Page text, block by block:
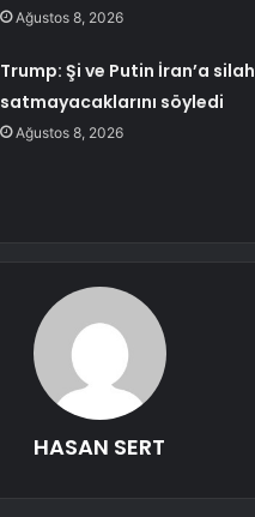
Ağustos 8, 2026
Trump: Şi ve Putin İran’a silah
satmayacaklarını söyledi
Ağustos 8, 2026
HASAN SERT